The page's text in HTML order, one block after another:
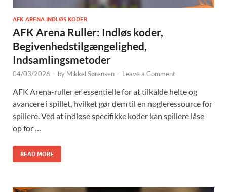
AFK ARENA INDLØS KODER
AFK Arena Ruller: Indløs koder,
Begivenhedstilgængelighed,
Indsamlingsmetoder
04/03/2026 - by Mikkel Sørensen - Leave a Comment
AFK Arena-ruller er essentielle for at tilkalde helte og
avancere i spillet, hvilket gør dem til en nøgleressource for
spillere. Ved at indløse specifikke koder kan spillere låse
op for …
READ MORE